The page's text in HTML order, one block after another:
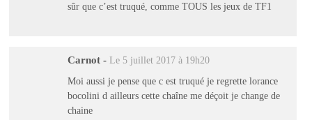
sûr que c’est truqué, comme TOUS les jeux de TF1
Carnot - Le 5 juillet 2017 à 19h20
Moi aussi je pense que c est truqué je regrette lorance
bocolini d ailleurs cette chaîne me déçoit je change de
chaine